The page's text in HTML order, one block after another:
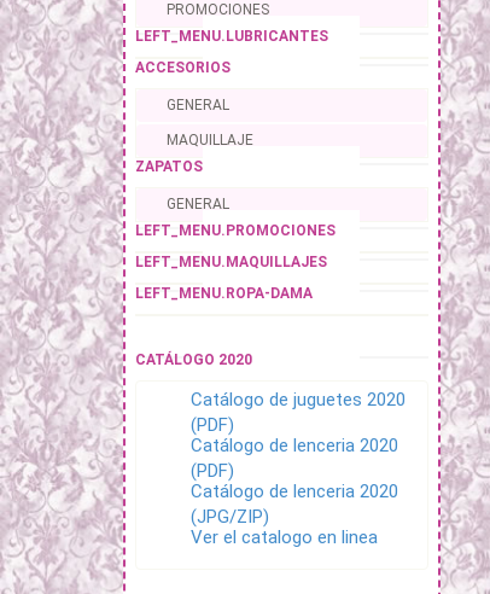
PROMOCIONES
LEFT_MENU.LUBRICANTES
ACCESORIOS
GENERAL
MAQUILLAJE
ZAPATOS
GENERAL
LEFT_MENU.PROMOCIONES
LEFT_MENU.MAQUILLAJES
LEFT_MENU.ROPA-DAMA
CATÁLOGO 2020
Catálogo de juguetes 2020
(PDF)
Catálogo de lenceria 2020
(PDF)
Catálogo de lenceria 2020
(JPG/ZIP)
Ver el catalogo en linea